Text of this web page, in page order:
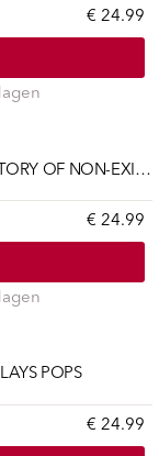
€ 24.99
MULTIPLICITIES: A REPOSITORY OF NON-EXISTENT OBJECTS
€ 24.99
POPS
€ 24.99